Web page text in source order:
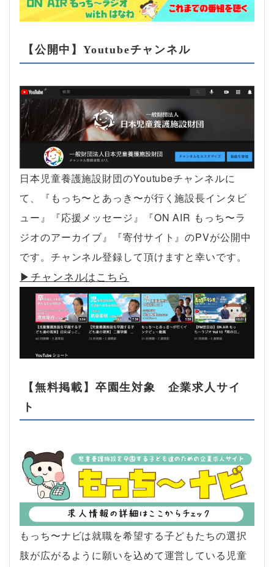
【公開中】Youtubeチャンネル
日本児童養護施設財団のYoutubeチャンネルに
て、『もっち〜とあっき〜が行く施設長インタビ
ュー』『応援メッセージ』『ON AIR もっち〜ラ
ジオのアーカイブ』『寄付サイト』のPVが公開中
です。チャンネル登録して頂けますと幸いです。
▶︎チャンネルはこちら
【無料掲載】卒園生対象 企業求人サイ
ト
もっち〜ナビは就職を希望する子どもたちの選択
肢が広がるように願いを込めて運営している児童